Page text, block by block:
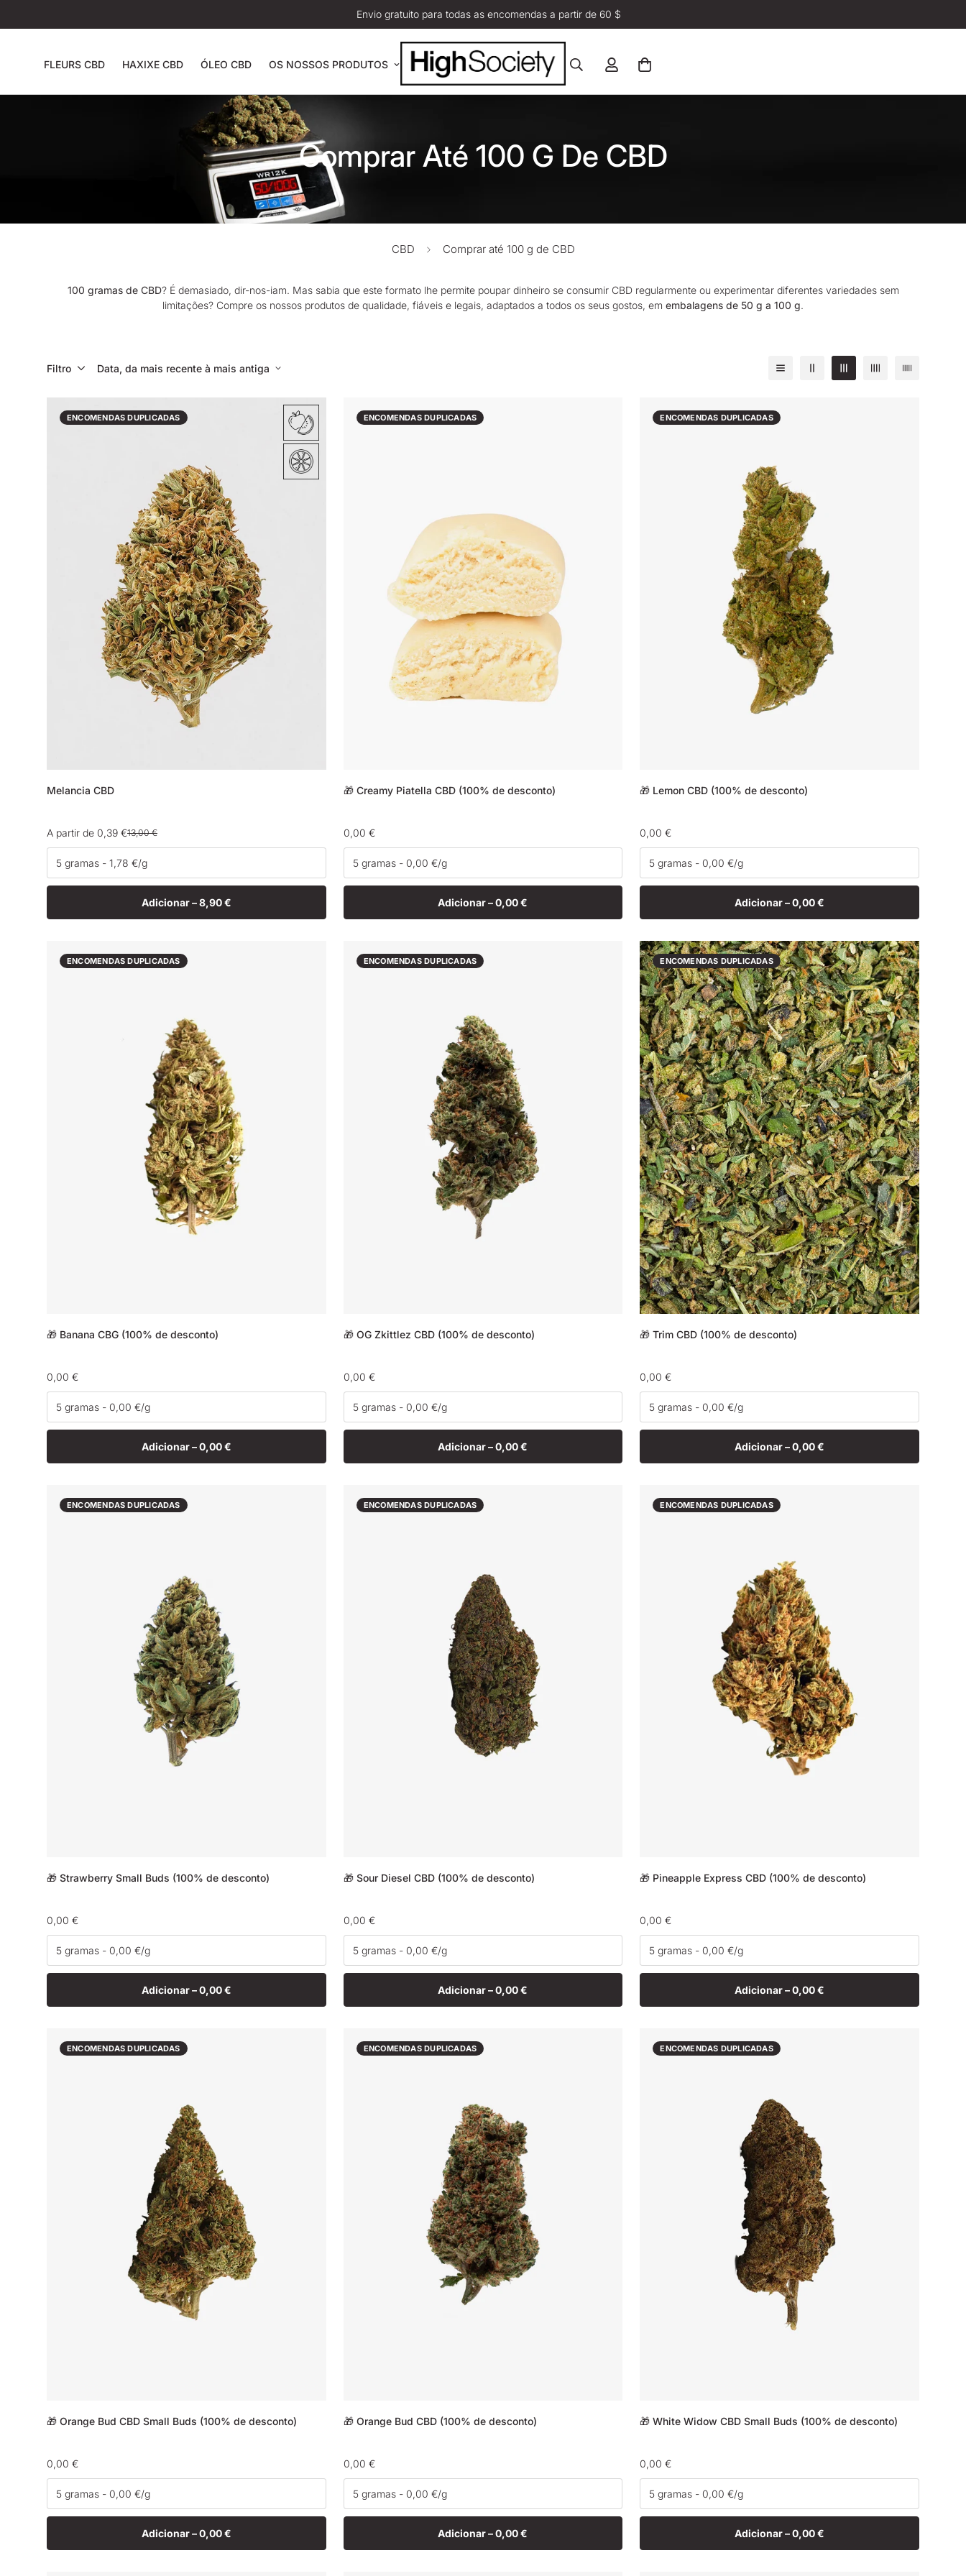
Envio gratuito para todas as encomendas a partir de 60 $
FLEURS CBD HAXIXE CBD ÓLEO CBD OS NOSSOS PRODUTOS
Comprar Até 100 G De CBD
CBD Comprar até 100 g de CBD
100 gramas de CBD? É demasiado, dir-nos-iam. Mas sabia que este formato lhe permite poupar dinheiro se consumir CBDregularmente ou experimentar diferentes variedades sem
limitações? Compre os nossos produtos de qualidade, fiáveis e legais, adaptados a todos os seus gostos, em embalagens de 50 g a 100 g.
Filtro Data, da mais recente à mais antiga
ENCOMENDAS DUPLICADAS
Melancia CBD
Preço
de
venda
A partir de 0,39 €
Preço
normal
13,00 €
Adicionar –8,90 €
ENCOMENDAS DUPLICADAS
🎁 Creamy Piatella CBD (100% de desconto)
Preço
normal
0,00 €
Adicionar –0,00 €
ENCOMENDAS DUPLICADAS
🎁 Lemon CBD (100% de desconto)
Preço
normal
0,00 €
Adicionar –0,00 €
ENCOMENDAS DUPLICADAS
🎁 Banana CBG (100% de desconto)
Preço
normal
0,00 €
Adicionar –0,00 €
ENCOMENDAS DUPLICADAS
🎁 OG Zkittlez CBD (100% de desconto)
Preço
normal
0,00 €
Adicionar –0,00 €
ENCOMENDAS DUPLICADAS
🎁 Trim CBD (100% de desconto)
Preço
normal
0,00 €
Adicionar –0,00 €
ENCOMENDAS DUPLICADAS
🎁 Strawberry Small Buds (100% de desconto)
Preço
normal
0,00 €
Adicionar –0,00 €
ENCOMENDAS DUPLICADAS
🎁 Sour Diesel CBD (100% de desconto)
Preço
normal
0,00 €
Adicionar –0,00 €
ENCOMENDAS DUPLICADAS
🎁 Pineapple Express CBD (100% de desconto)
Preço
normal
0,00 €
Adicionar –0,00 €
ENCOMENDAS DUPLICADAS
🎁 Orange Bud CBD Small Buds (100% de desconto)
Preço
normal
0,00 €
Adicionar –0,00 €
ENCOMENDAS DUPLICADAS
🎁 Orange Bud CBD (100% de desconto)
Preço
normal
0,00 €
Adicionar –0,00 €
ENCOMENDAS DUPLICADAS
🎁 White Widow CBD Small Buds (100% de desconto)
Preço
normal
0,00 €
Adicionar –0,00 €